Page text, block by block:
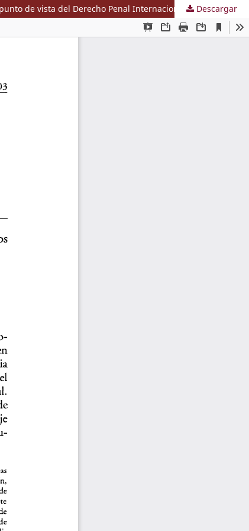
de vista del Derecho Penal Internacional Descargar